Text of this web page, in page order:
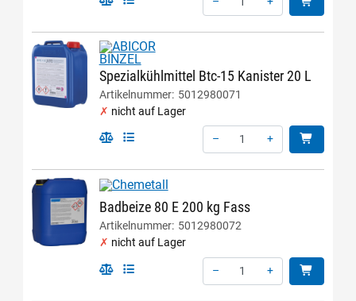
Spezialkühlmittel Btc-15 Kanister 20 L
Artikelnummer: 5012980071
nicht auf Lager
–
+
Badbeize 80 E 200 kg Fass
Artikelnummer: 5012980072
nicht auf Lager
–
+